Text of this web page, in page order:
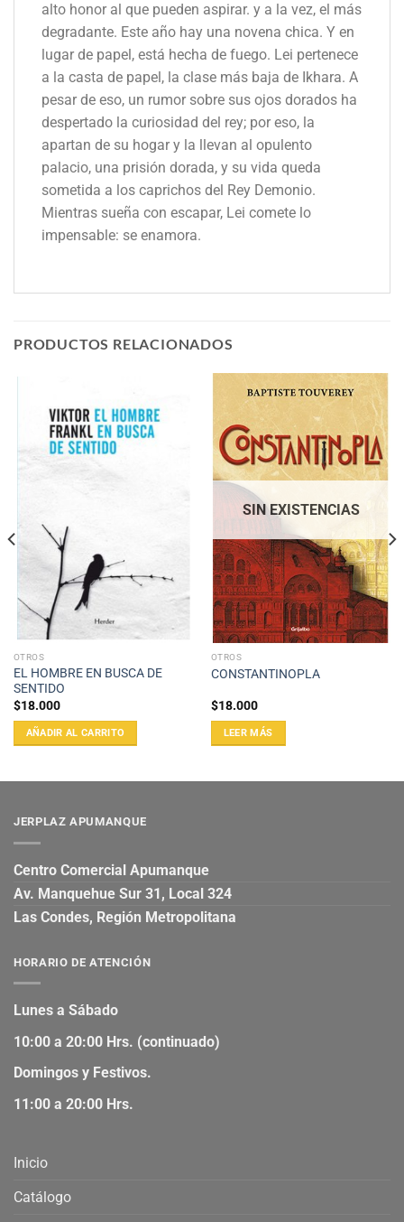
alto honor al que pueden aspirar. y a la vez, el más
degradante. Este año hay una novena chica. Y en
lugar de papel, está hecha de fuego. Lei pertenece
a la casta de papel, la clase más baja de Ikhara. A
pesar de eso, un rumor sobre sus ojos dorados ha
despertado la curiosidad del rey; por eso, la
apartan de su hogar y la llevan al opulento
palacio, una prisión dorada, y su vida queda
sometida a los caprichos del Rey Demonio.
Mientras sueña con escapar, Lei comete lo
impensable: se enamora.
PRODUCTOS RELACIONADOS
OTROS
EL HOMBRE EN BUSCA DE
SENTIDO
$18.000
AÑADIR AL CARRITO
SIN EXISTENCIAS
OTROS
CONSTANTINOPLA
$18.000
LEER MÁS
JERPLAZ APUMANQUE
Centro Comercial Apumanque
Av. Manquehue Sur 31, Local 324
Las Condes, Región Metropolitana
HORARIO DE ATENCIÓN
Lunes a Sábado
10:00 a 20:00 Hrs. (continuado)
Domingos y Festivos.
11:00 a 20:00 Hrs.
Inicio
Catálogo